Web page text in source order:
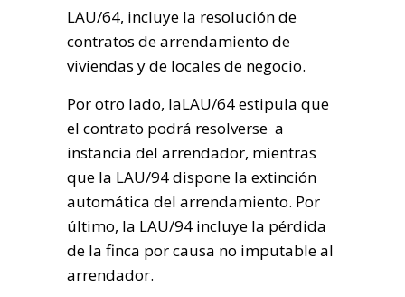
LAU/64, incluye la resolución de
contratos de arrendamiento de
viviendas y de locales de negocio.
Por otro lado, laLAU/64 estipula que
el contrato podrá resolverse a
instancia del arrendador, mientras
que la LAU/94 dispone la extinción
automática del arrendamiento. Por
último, la LAU/94 incluye la pérdida
de la finca por causa no imputable al
arrendador.